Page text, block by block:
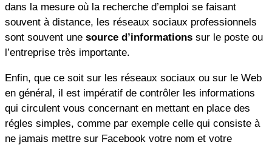
dans la mesure où la recherche d’emploi se faisant
souvent à distance, les réseaux sociaux professionnels
sont souvent une source d’informations sur le poste ou
l’entreprise très importante.
Enfin, que ce soit sur les réseaux sociaux ou sur le Web
en général, il est impératif de contrôler les informations
qui circulent vous concernant en mettant en place des
régles simples, comme par exemple celle qui consiste à
ne jamais mettre sur Facebook votre nom et votre